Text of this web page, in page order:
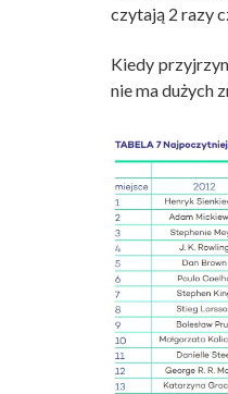
czytają 2 razy
Kiedy
nie ma dużych